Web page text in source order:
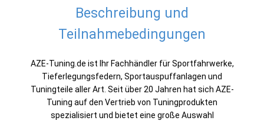
Beschreibung und
Teilnahmebedingungen
AZE-Tuning.de ist Ihr Fachhändler für Sportfahrwerke,
Tieferlegungsfedern, Sportauspuffanlagen und
Tuningteile aller Art. Seit über 20 Jahren hat sich AZE-
Tuning auf den Vertrieb von Tuningprodukten
spezialisiert und bietet eine große Auswahl